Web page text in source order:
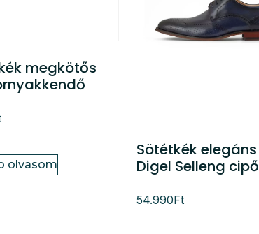
megkötős
olvasom
Sötétkék elegáns
Digel Selleng cipő
54.990Ft